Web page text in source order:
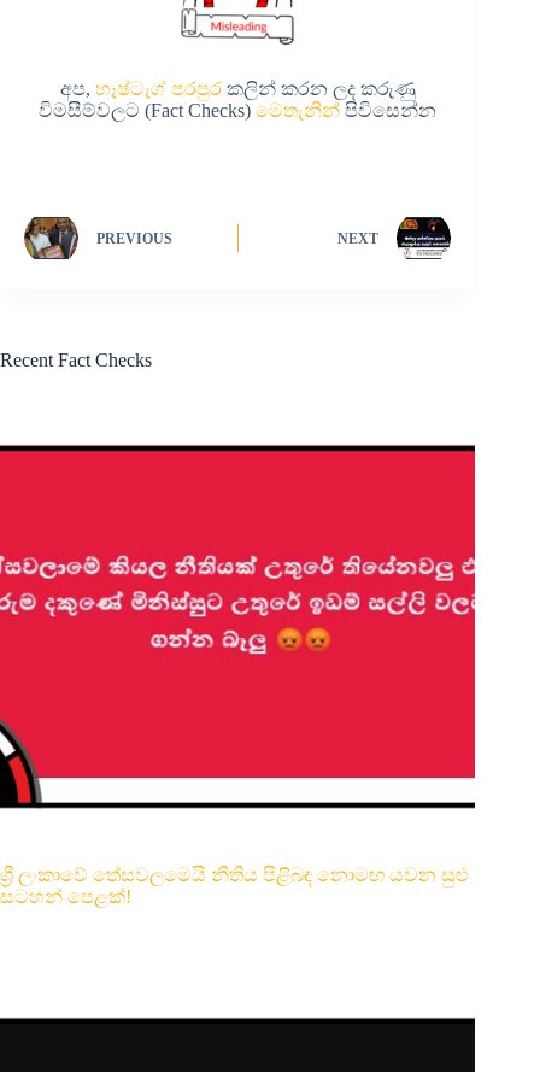
අප, හෑෂ්ටැග් පරපුරකලින් කරන ලද කරුණු
විමසීම්වලට (Fact Checks)මෙතැනින් පිවිසෙන්න
PREVIOUS NEXT
Recent Fact Checks
ශ්‍රී ලංකාවේ තේසවලමෙයි නීතිය පිළිබඳ නොමඟ යවන සුළු
සටහන් පෙළක්!